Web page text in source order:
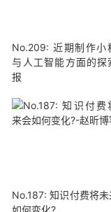
No.209: 近期制作小
与人工智能方面的探
报
No.187: 知识付费将未
如何变化?